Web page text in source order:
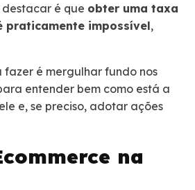
é que obter uma taxa
praticamente impossível,
fazer é mergulhar fundo nos
entender bem como está a
e, se preciso, adotar ações
na